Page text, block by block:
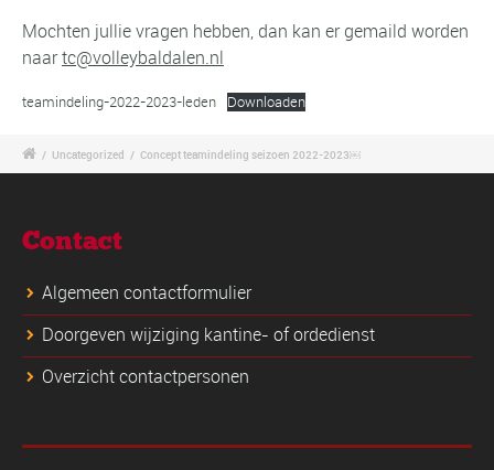
Mochten jullie vragen hebben, dan kan er gemaild worden
naartc@volleybaldalen.nl
teamindeling-2022-2023-leden Downloaden
/ Uncategorized / Concept teamindeling seizoen 2022-2023￼
Contact
Algemeen contactformulier
Doorgeven wijziging kantine- of ordedienst
Overzicht contactpersonen